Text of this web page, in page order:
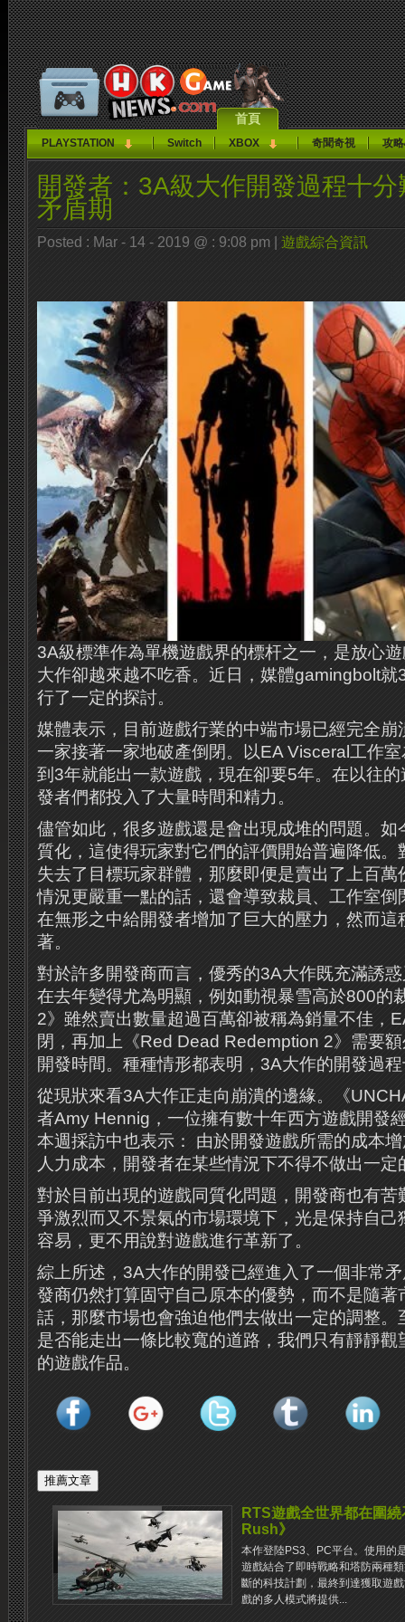
首頁
PLAYSTATION Switch XBOX 奇聞奇視 攻
開發者：3A級大作開發過程十
矛盾期
Posted : Mar - 14 - 2019 @ : 9:08 pm | 遊戲綜合資訊
3A級標準作為單機遊戲界的標杆之一，是放心
大作卻越來越不吃香。近日，媒體gamingbolt就
行了一定的探討。
媒體表示，目前遊戲行業的中端市場已經完全崩
一家接著一家地破產倒閉。以EA Visceral工作
到3年就能出一款遊戲，現在卻要5年。在以往
發者們都投入了大量時間和精力。
儘管如此，很多遊戲還是會出現成堆的問題。如
質化，這使得玩家對它們的評價開始普遍降低
失去了目標玩家群體，那麼即便是賣出了上百
情況更嚴重一點的話，還會導致裁員、工作室倒
在無形之中給開發者增加了巨大的壓力，然而這
著。
對於許多開發商而言，優秀的3A大作既充滿誘
在去年變得尤為明顯，例如動視暴雪高於800的
2》雖然賣出數量超過百萬卻被稱為銷量不佳，
閉，再加上《Red Dead Redemption 2》需要
開發時間。種種情形都表明，3A大作的開發過
從現狀來看3A大作正走向崩潰的邊緣。《
者Amy Hennig，一位擁有數十年西方遊戲開發
本週採訪中也表示： 由於開發遊戲所需的成本
人力成本，開發者在某些情況下不得不做出一定
對於目前出現的遊戲同質化問題，開發商也有苦
爭激烈而又不景氣的市場環境下，光是保持自己
容易，更不用說對遊戲進行革新了。
綜上所述，3A大作的開發已經進入了一個非常
發商仍然打算固守自己原本的優勢，而不是隨著
話，那麼市場也會強迫他們去做出一定的調整
是否能走出一條比較寬的道路，我們只有靜靜
的遊戲作品。
RTS遊戲全世界都在圍
Rush》
本作登陸PS3、PC平台。使用的
遊戲結合了即時戰略和塔防兩種
斷的科技計劃，最終到達獲取遊
戲的多人模式將提供...